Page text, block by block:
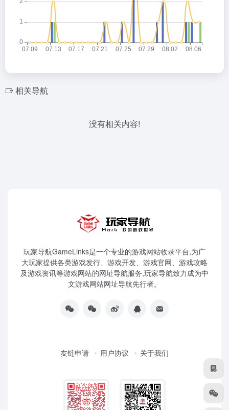
相关导航
没有相关内容!
玩家导航GameLinks是一个专业的游戏网站收录平台,为广
大玩家提供各类游戏发行、游戏开发、游戏官网、游戏攻略
及游戏资讯等游戏网站的网址导航服务,玩家导航致力成为中
文游戏网站网址导航先行者。
友链申请 用户协议 关于我们